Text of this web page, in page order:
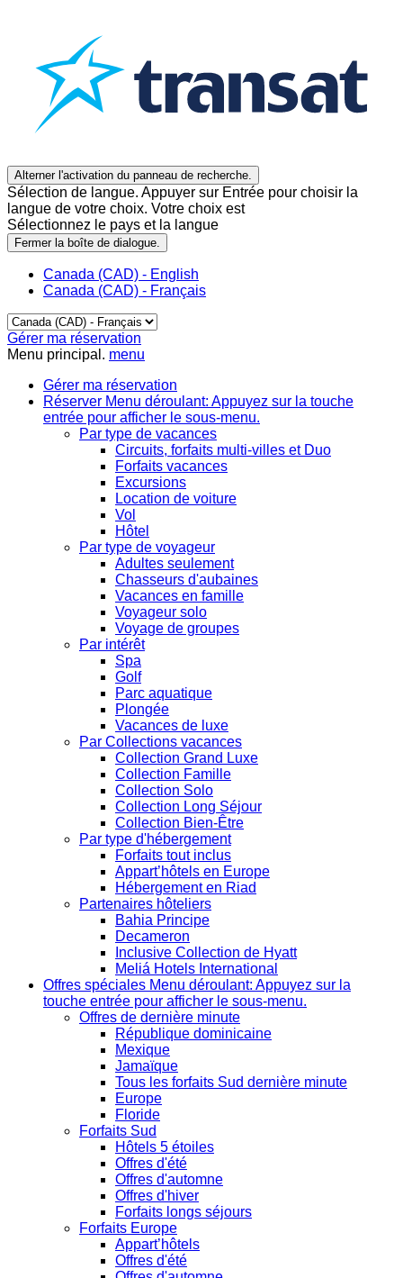
Alterner l'activation du panneau de recherche.
Sélection de langue. Appuyer sur Entrée pour choisir la
langue de votre choix. Votre choix est
Sélectionnez le pays et la langue
Fermer la boîte de dialogue.
Canada (CAD) - English
Canada (CAD) - Français
Gérer ma réservation
Menu principal. menu
Gérer ma réservation
Réserver Menu déroulant: Appuyez sur la touche
entrée pour afficher le sous-menu.
Par type de vacances
Circuits, forfaits multi-villes et Duo
Forfaits vacances
Excursions
Location de voiture
Vol
Hôtel
Par type de voyageur
Adultes seulement
Chasseurs d'aubaines
Vacances en famille
Voyageur solo
Voyage de groupes
Par intérêt
Spa
Golf
Parc aquatique
Plongée
Vacances de luxe
Par Collections vacances
Collection Grand Luxe
Collection Famille
Collection Solo
Collection Long Séjour
Collection Bien-Être
Par type d'hébergement
Forfaits tout inclus
Appart’hôtels en Europe
Hébergement en Riad
Partenaires hôteliers
Bahia Principe
Decameron
Inclusive Collection de Hyatt
Meliá Hotels International
Offres spéciales Menu déroulant: Appuyez sur la
touche entrée pour afficher le sous-menu.
Offres de dernière minute
République dominicaine
Mexique
Jamaïque
Tous les forfaits Sud dernière minute
Europe
Floride
Forfaits Sud
Hôtels 5 étoiles
Offres d'été
Offres d'automne
Offres d'hiver
Forfaits longs séjours
Forfaits Europe
Appart’hôtels
Offres d'été